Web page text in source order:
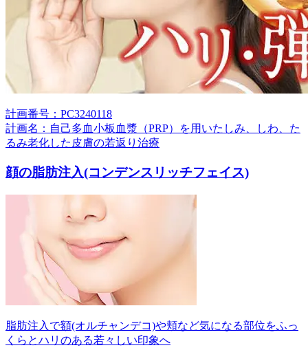
計画番号：PC3240118
計画名：自己多血小板血漿（PRP）を用いたしみ、しわ、た
るみ老化した皮膚の若返り治療
顔の脂肪注入(コンデンスリッチフェイス)
脂肪注入で額(オルチャンデコ)や頬など気になる部位をふっ
くらとハリのある若々しい印象へ